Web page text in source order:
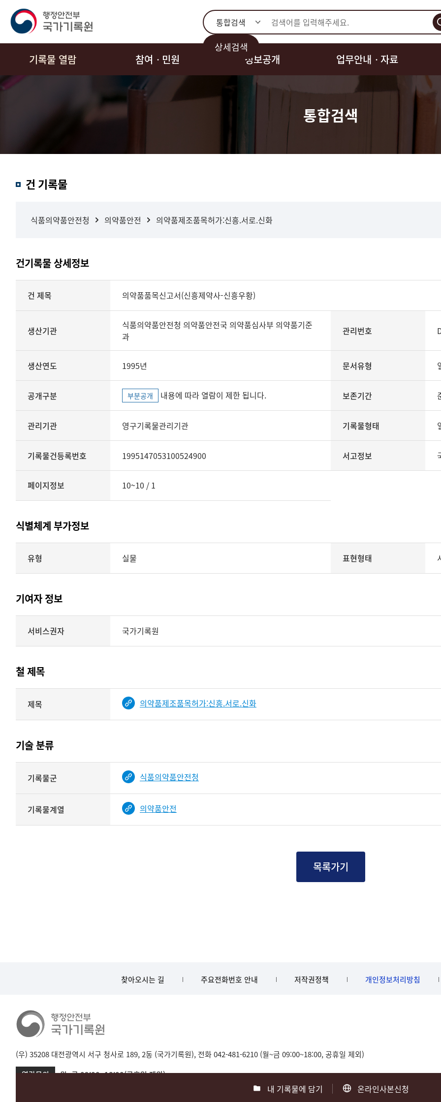
통합검색
상세검색
기록물 열람 참여ㆍ민원 정보공개 업무안내ㆍ자료
통합검색
검색건 기록물
식품의약품안전청 의약품안전 의약품제조품목허가:신흥.서로.신화
건기록물 상세정보
건 제목 의약품품목신고서(신흥제약사-신흥우황)
생산기관
식품의약품안전청 의약품안전국 의약품심사부 의약품기준
과
관리번호
생산연도 1995년 문서유형
공개구분 부분공개 내용에 따라 열람이 제한 됩니다. 보존기간
관리기관 영구기록물관리기관 기록물형태
기록물건등록번호 1995147053100524900 서고정보
페이지정보 10~10 / 1
식별체계 부가정보
부가정보의
유형
표현형태
제공
유형 실물 표현형태
기여자 정보
기여자
정보를
테이블
기여자
제공됨
<
서비스권자 국가기록원
철 제목
기록물
건의
제목를
보여주는
표
제목 의약품제조품목허가:신흥.서로.신화
기술 분류
분류
정보를
보여주는
표
기록물군 식품의약품안전청
기록물계열 의약품안전
목록가기
내 기록물에 담기 온라인사본신청
찾아오시는 길 주요전화번호 안내 저작권정책 개인정보처리방침
(우) 35208 대전광역시 서구 청사로 189, 2동 (국가기록원), 전화 042-481-6210 (월~금 09:00~18:00, 공휴일 제외)
열람문의
월~금 09:00~18:00(공휴일 제외)
부산 051-550-8023
광주 062-975-5791